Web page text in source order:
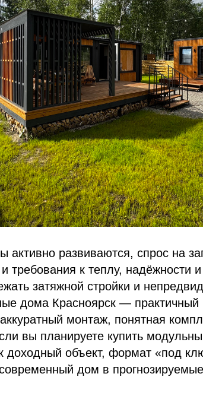
активно развиваются, спрос на
требования к теплу, надёжности
затяжной стройки и
дома Красноярск — практичный
монтаж, понятная
вы планируете купить
объект, формат «под
дом в